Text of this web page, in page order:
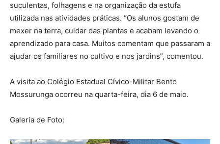
suculentas, folhagens e na organização da estufa
utilizada nas atividades práticas. “Os alunos gostam de
mexer na terra, cuidar das plantas e acabam levando o
aprendizado para casa. Muitos comentam que passaram a
ajudar os familiares no cultivo e nos jardins”, comentou.
A visita ao Colégio Estadual Cívico-Militar Bento
Mossurunga ocorreu na quarta-feira, dia 6 de maio.
Galeria de Foto: